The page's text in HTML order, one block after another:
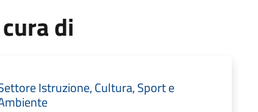
di
Istruzione, Cultura, Sport e